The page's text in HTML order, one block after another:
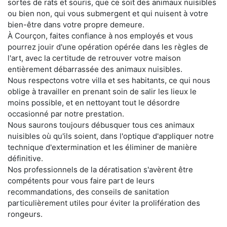
sortes de rats et souris, que ce soit des animaux nuisibles
ou bien non, qui vous submergent et qui nuisent à votre
bien-être dans votre propre demeure.
À Courçon, faites confiance à nos employés et vous
pourrez jouir d'une opération opérée dans les règles de
l'art, avec la certitude de retrouver votre maison
entièrement débarrassée des animaux nuisibles.
Nous respectons votre villa et ses habitants, ce qui nous
oblige à travailler en prenant soin de salir les lieux le
moins possible, et en nettoyant tout le désordre
occasionné par notre prestation.
Nous saurons toujours débusquer tous ces animaux
nuisibles où qu'ils soient, dans l'optique d'appliquer notre
technique d'extermination et les éliminer de manière
définitive.
Nos professionnels de la dératisation s'avèrent être
compétents pour vous faire part de leurs
recommandations, des conseils de sanitation
particulièrement utiles pour éviter la prolifération des
rongeurs.